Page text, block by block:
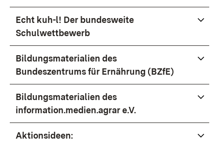
Echt kuh-l! Der bundesweite
Schulwettbewerb
Bildungsmaterialien des
Bundeszentrums für Ernährung (BZfE)
Bildungsmaterialien des
information.medien.agrar e.V.
Aktionsideen: